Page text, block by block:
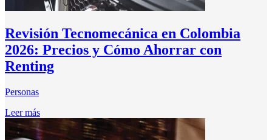
Revisión Tecnomecánica en Colombia
2026: Precios y Cómo Ahorrar con
Renting
Personas
Leer más